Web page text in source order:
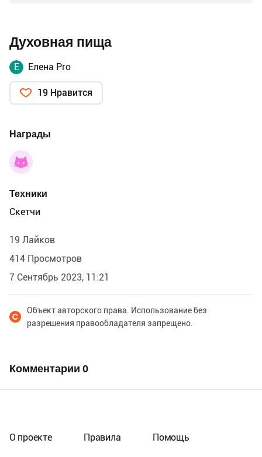
Духовная пища
Е Елена Pro
19 Нравится
Награды
Техники
Скетчи
19 Лайков
414 Просмотров
7 Сентябрь 2023, 11:21
Объект авторского права. Использование без
разрешения правообладателя запрещено.
Комментарии 0
О проекте Правила Помощь